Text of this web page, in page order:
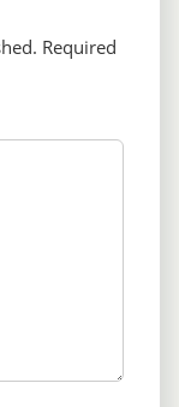
Required